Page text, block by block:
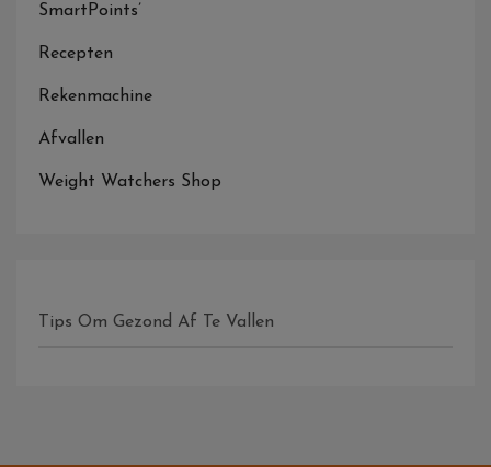
SmartPoints’
Recepten
Rekenmachine
Afvallen
Weight Watchers Shop
Tips Om Gezond Af Te Vallen